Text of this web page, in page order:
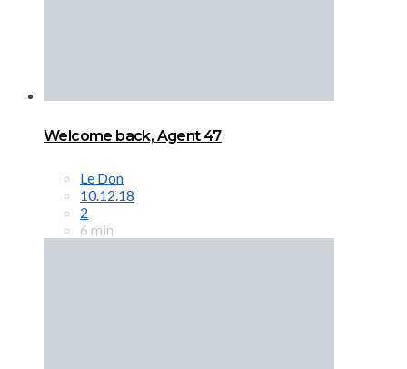
Welcome back, Agent 47
Le Don
10.12.18
2
6 min